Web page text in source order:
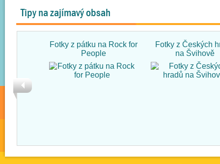
Tipy na zajímavý obsah
Fotky z pátku na Rock for
People
Fotky z Českých
na Švihově